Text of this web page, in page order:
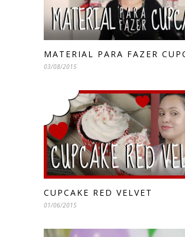
MATERIAL PARA FAZER
03/08/2015
CUPCAKE RED VELVET
01/06/2015